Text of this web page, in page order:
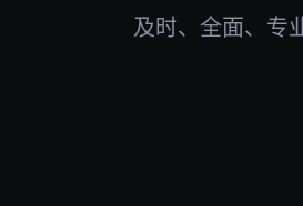
及时、全面、专